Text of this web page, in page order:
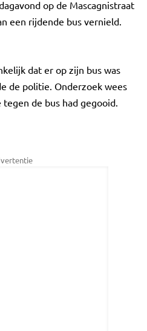
op de Mascagnistraat
een rijdende bus vernield.
dat er op zijn bus was
de politie. Onderzoek wees
de bus had gegooid.